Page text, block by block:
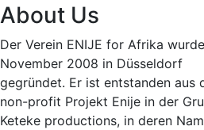
About Us
Der Verein ENIJE for Afrika
November 2008 in Düsseldorf
gegründet. Er ist entstanden aus
non-profit Projekt Enije in der
Keteke productions, in deren